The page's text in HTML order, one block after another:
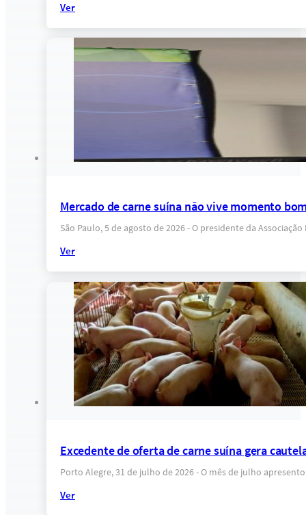
Ver
Mercado de carne suína não vive momento
São Paulo, 5 de agosto de 2026 - O presidente da
Ver
Excedente de oferta de carne suína gera
Porto Alegre, 31 de julho de 2026 - O mês de julho
Ver